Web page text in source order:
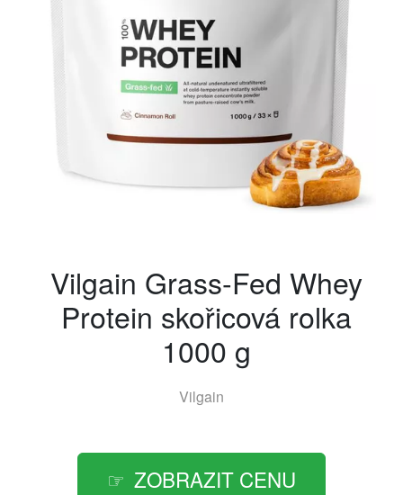
Vilgain Grass-Fed Whey
Protein skořicová rolka
1000 g
Vilgain
ZOBRAZIT CENU